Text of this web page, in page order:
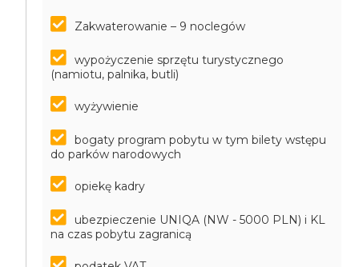
Zakwaterowanie – 9 noclegów
wypożyczenie sprzętu turystycznego
(namiotu, palnika, butli)
wyżywienie
bogaty program pobytu w tym bilety wstępu
do parków narodowych
opiekę kadry
ubezpieczenie UNIQA (NW - 5000 PLN) i KL
na czas pobytu zagranicą